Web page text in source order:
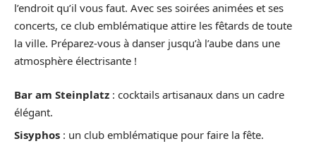
l’endroit qu’il vous faut. Avec ses soirées animées et ses
concerts, ce club emblématique attire les fêtards de toute
la ville. Préparez-vous à danser jusqu’à l’aube dans une
atmosphère électrisante !
Bar am Steinplatz : cocktails artisanaux dans un cadre
élégant.
Sisyphos : un club emblématique pour faire la fête.